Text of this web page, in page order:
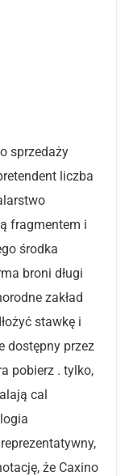
sprzedaży
liczba
fragmentem i
środka
broni długi
zakład
stawkę i
dostępny przez
pobierz . tylko,
cal
że Caxino